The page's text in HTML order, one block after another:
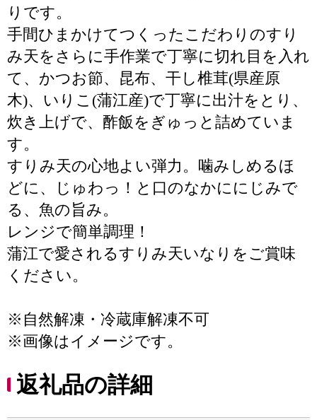
りです。
手間ひまかけてつくったこだわりのすり
み天をさらに手作業で丁寧に切れ目を入れ
て、かつお節、昆布、干し椎茸(県産原
木)、いりこ(蒲江産)で丁寧に出汁をとり、
炊き上げで、酢飯をぎゅっと詰めていま
す。
すりみ天の心地よい弾力。噛みしめるほ
どに、じゅわっ！と口のなかににじみで
る、魚の旨み。
レンジで簡単調理！
蒲江で愛されるすりみ天いなりをご賞味
ください。
※自然解凍・冷蔵庫解凍不可
※画像はイメージです。
返礼品の詳細